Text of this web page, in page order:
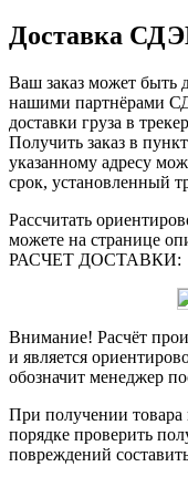
Доставка
Ваш заказ может быть
нашими партнёрами
доставки груза в
Получить заказ в
указанному адресу
срок, установленный
Рассчитать
можете на странице
РАСЧЕТ ДОСТАВКИ:
Внимание! Расчёт
и является
обозначит менеджер
При получении товара
порядке проверить
повреждений